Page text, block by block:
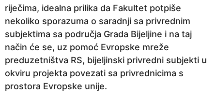
riječima, idealna prilika da Fakultet potpiše
nekoliko sporazuma o saradnji sa privrednim
subjektima sa područja Grada Bijeljine i na taj
način će se, uz pomoć Evropske mreže
preduzetništva RS, bijeljinski privredni subjekti u
okviru projekta povezati sa privrednicima s
prostora Evropske unije.